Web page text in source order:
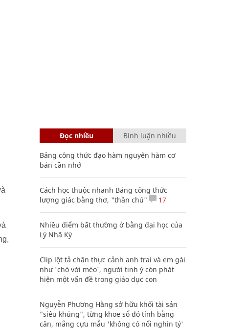
Đọc nhiều Bình luận nhiều
Bảng công thức đạo hàm nguyên hàm cơ
bản cần nhớ
Cách học thuộc nhanh Bảng công thức
lượng giác bằng thơ, "thần chú"
17
Nhiều điểm bất thường ở bằng đại học của
Lý Nhã Kỳ
Clip lột tả chân thực cảnh anh trai và em gái
như 'chó với mèo', người tinh ý còn phát
hiện một vấn đề trong giáo dục con
Nguyễn Phương Hằng sở hữu khối tài sản
"siêu khủng", từng khoe sổ đỏ tính bằng
cân, mắng cựu mẫu 'không có nổi nghìn tỷ'